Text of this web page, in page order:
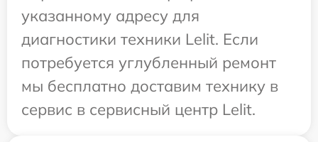
указанному адресу для
диагностики техники Lelit. Если
потребуется углубленный ремонт
мы бесплатно доставим технику в
сервис в сервисный центр Lelit.